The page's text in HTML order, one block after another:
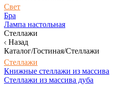
Свет
Бра
Лампа настольная
Стеллажи
Назад
Каталог/Гостиная/Стеллажи
Стеллажи
Книжные стеллажи из массива
Стеллажи из массива дуба